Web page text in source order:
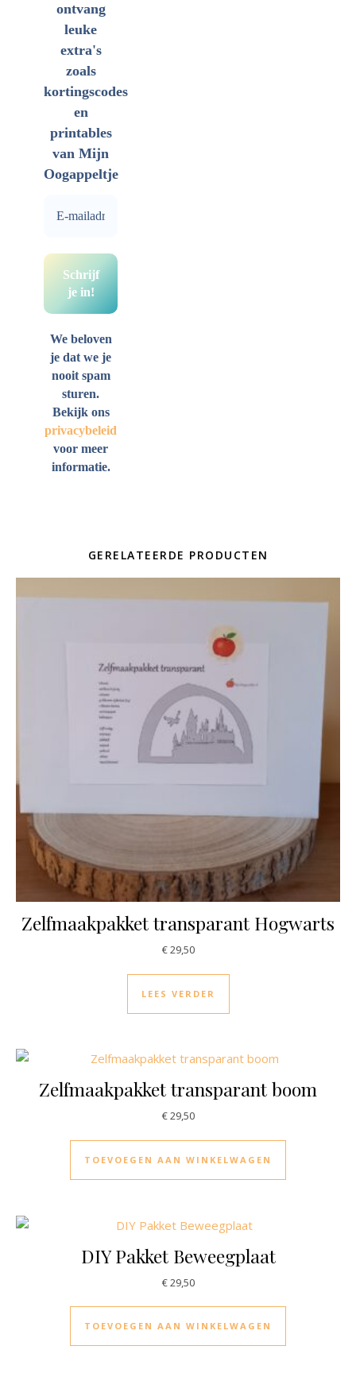
ontvang
leuke
extra's
zoals
kortingscodes
en
printables
van Mijn
Oogappeltje
We beloven
je dat we je
nooit spam
sturen.
Bekijk ons
privacybeleid
voor meer
informatie.
GERELATEERDE PRODUCTEN
Zelfmaakpakket transparant Hogwarts
€29,50
LEES VERDER
Zelfmaakpakket transparant boom
€29,50
TOEVOEGEN AAN WINKELWAGEN
DIY Pakket Beweegplaat
€29,50
TOEVOEGEN AAN WINKELWAGEN